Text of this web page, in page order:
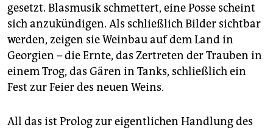
unterstützen
abo
genossenschaft
epaper login
gesetzt. Blasmusik schmettert, eine Posse scheint
sich anzukündigen. Als schließlich Bilder sichtbar
werden, zeigen sie Weinbau auf dem Land in
Georgien – die Ernte, das Zertreten der Trauben in
einem Trog, das Gären in Tanks, schließlich ein
Fest zur Feier des neuen Weins.
All das ist Prolog zur eigentlichen Handlung des